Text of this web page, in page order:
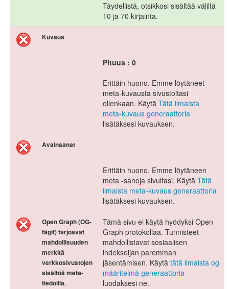
Täydellistä, otsikkosi sisältää väliltä
10 ja 70 kirjainta.
Kuvaus
Pituus : 0
Erittäin huono. Emme löytäneet
meta-kuvausta sivustoltasi
ollenkaan. Käytä Tätä ilmaista
meta-kuvaus generaattoria
lisätäksesi kuvauksen.
Avainsanat
Erittäin huono. Emme löytäneen
meta -sanoja sivultasi. Käytä Tätä
ilmaista meta-kuvaus generaattoria
lisätäksesi kuvauksen.
Open Graph (OG-
tägit) tarjoavat
mahdollisuuden
merkitä
verkkosivustojen
sisältöä meta-
tiedoilla.
Tämä sivu ei käytä hyödyksi Open
Graph protokollaa. Tunnisteet
mahdollistavat sosiaalisen
indeksoijan paremman
jäsentämisen. Käytä tätä ilmaista og
määritelmä generaattoria
luodaksesi ne.